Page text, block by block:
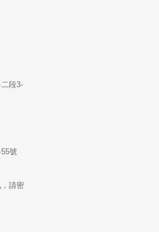
段3-
號
請密